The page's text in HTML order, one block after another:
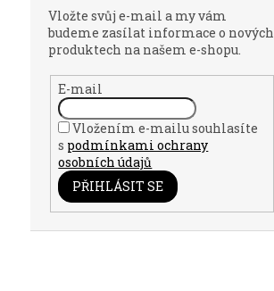
Vložte svůj e-mail a my vám
budeme zasílat informace o nových
produktech na našem e-shopu.
E-mail
Vložením e-mailu souhlasíte
s podmínkami ochrany
osobních údajů
PŘIHLÁSIT SE